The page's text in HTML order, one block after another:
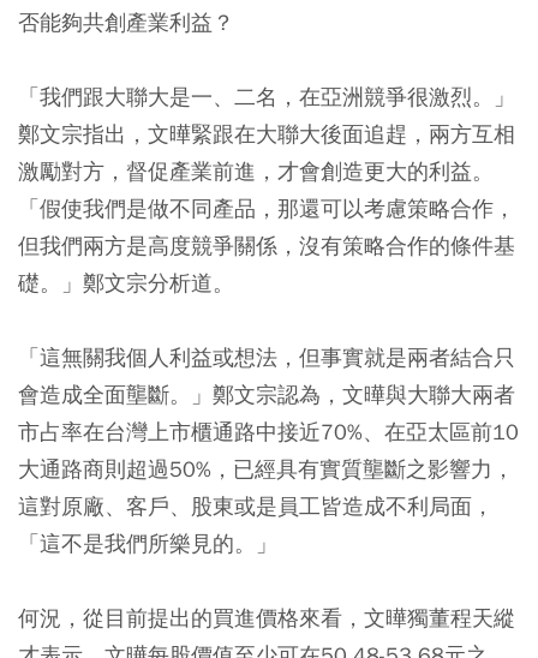
否能夠共創產業利益？
「我們跟大聯大是一、二名，在亞洲競爭很激烈。」
鄭文宗指出，文曄緊跟在大聯大後面追趕，兩方互相
激勵對方，督促產業前進，才會創造更大的利益。
「假使我們是做不同產品，那還可以考慮策略合作，
但我們兩方是高度競爭關係，沒有策略合作的條件基
礎。」鄭文宗分析道。
「這無關我個人利益或想法，但事實就是兩者結合只
會造成全面壟斷。」鄭文宗認為，文曄與大聯大兩者
市占率在台灣上市櫃通路中接近70%、在亞太區前10
大通路商則超過50%，已經具有實質壟斷之影響力，
這對原廠、客戶、股東或是員工皆造成不利局面，
「這不是我們所樂見的。」
何況，從目前提出的買進價格來看，文曄獨董程天縱